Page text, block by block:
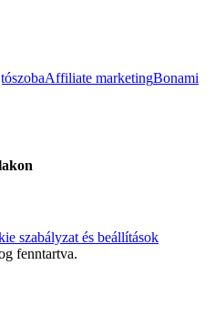
Affiliate marketingBonami
szabályzat és beállítások
fenntartva.